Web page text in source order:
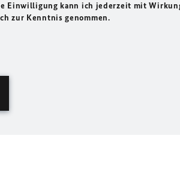
Einwilligung kann ich jederzeit mit
zur Kenntnis genommen.